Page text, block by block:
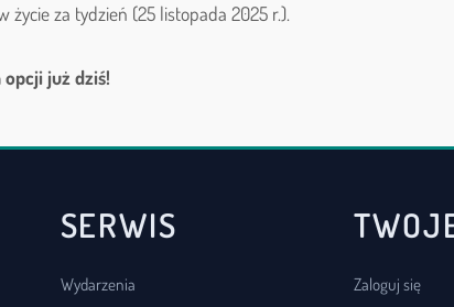
za tydzień (25 listopada 2025 r.).
już dziś!
SERWIS
Wydarzenia
Zaloguj się